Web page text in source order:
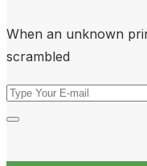
When an unknown
scrambled